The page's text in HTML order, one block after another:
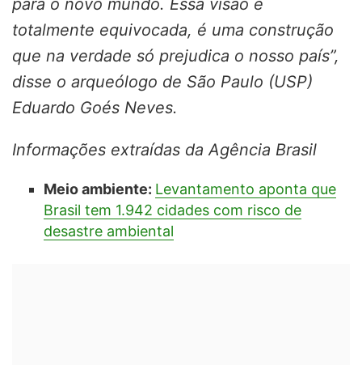
totalmente equivocada, é uma construção
que na verdade só prejudica o nosso país”,
disse o arqueólogo de São Paulo (USP)
Eduardo Goés Neves.
Informações extraídas da Agência Brasil
Meio ambiente: Levantamento aponta que
Brasil tem 1.942 cidades com risco de
desastre ambiental